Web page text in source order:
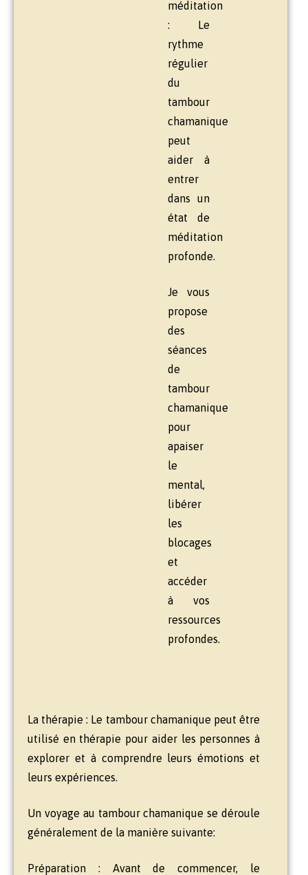
méditation
: Le
rythme
régulier
du
tambour
chamanique
peut
aider à
entrer
dans un
état de
méditation
profonde.
Je vous
propose
des
séances
de
tambour
chamanique
pour
apaiser
le
mental,
libérer
les
blocages
et
accéder
à vos
ressources
profondes.
La thérapie : Le tambour chamanique peut être
utilisé en thérapie pour aider les personnes à
explorer et à comprendre leurs émotions et
leurs expériences.
Un voyage au tambour chamanique se déroule
généralement de la manière suivante:
Préparation : Avant de commencer, le